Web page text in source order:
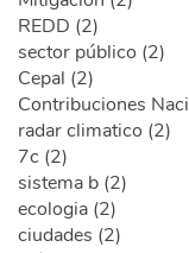
REDD (2)
sector público (2)
Cepal (2)
Contribuciones
radar climatico (2)
7c (2)
sistema b (2)
ecologia (2)
ciudades (2)